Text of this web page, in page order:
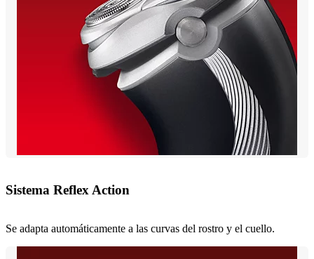
Sistema Reflex Action
Se adapta automáticamente a las curvas del rostro y el cuello.